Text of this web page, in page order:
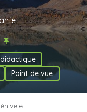
Point de vue